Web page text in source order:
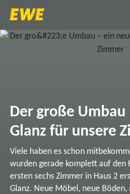
Der große Umbau
Glanz für unsere
Viele haben es schon
wurden gerade komplett auf den
ersten sechs Zimmer in Haus 2
Glanz. Neue Möbel, neue Böden,